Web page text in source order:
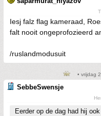
Iesj falz flag kameraad,
falt nooit ongeprofozieerd
/ruslandmodusuit
• vrijdag
SebbeSwensje
Eerder op de dag had hij